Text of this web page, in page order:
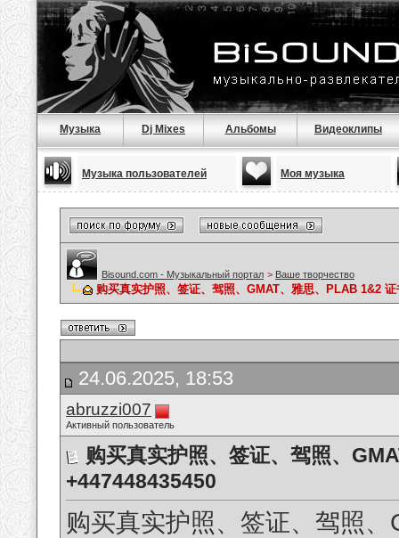
Музыка Dj Mixes Альбомы Видеоклипы
Музыка пользователей Моя музыка
Bisound.com - Музыкальный портал > Ваше творчество
购买真实护照、签证、驾照、GMAT、雅思、PLAB 1&2
24.06.2025, 18:53
abruzzi007
Активный пользователь
购买真实护照、签证、驾照、
+447448435450
购买真实护照、签证、驾照